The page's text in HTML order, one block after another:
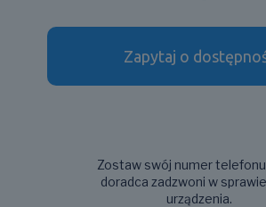
Zapytaj o
Zostaw swój numer
doradca zadzwoni w
urządzenia.